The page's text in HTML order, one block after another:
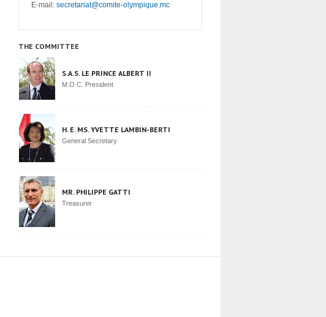
E-mail: secretariat@comite-olympique.mc
THE COMMITTEE
S.A.S. LE PRINCE ALBERT II
M.O.C. President
H. E. MS. YVETTE LAMBIN-BERTI
General Secretary
MR. PHILIPPE GATTI
Treasurer